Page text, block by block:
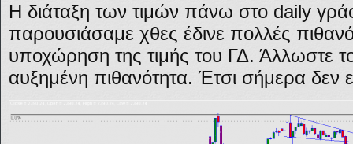
Η διάταξη των τιμών πάνω στο daily
παρουσιάσαμε χθες έδινε πολλές
υποχώρηση της τιμής του ΓΔ. Άλλωστε
αυξημένη πιθανότητα. Έτσι σήμερα δεν